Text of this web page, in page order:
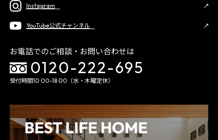
Instagram
YouTube公式チャンネル
お電話でのご相談・お問い合わせは
0120-222-695
受付時間10:00-18:00（水・木曜定休）